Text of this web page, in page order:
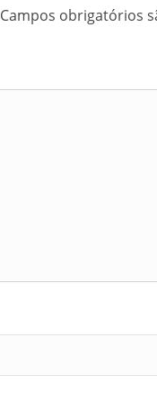
Campos obrigatórios